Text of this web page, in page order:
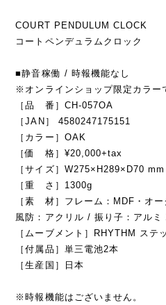
COURT PENDULUM CLOCK
コートペンデュラムクロック
■静音稼働 / 時報機能なし
※オンラインショップ限定カラー
［品 番］CH-057OA
［JAN］ 4580247175151
［カラー］OAK
［価 格］¥20,000+tax
［サイズ］W275×H289×D70 mm
［重 さ］1300g
［素 材］フレーム：MDF・オ
風防：アクリル / 振り子：アルミ
［ムーブメント］RHYTHM ステ
［付属品］単三電池2本
［生産国］日本
※時報機能はございません。